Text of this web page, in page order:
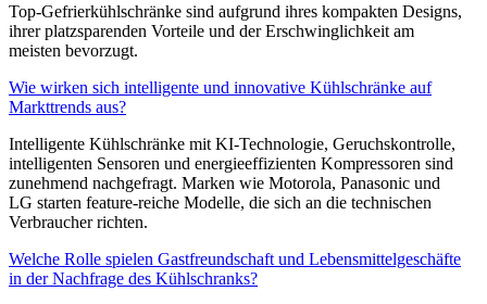
Top-Gefrierkühlschränke sind aufgrund ihres kompakten Designs,
ihrer platzsparenden Vorteile und der Erschwinglichkeit am
meisten bevorzugt.
Wie wirken sich intelligente und innovative Kühlschränke auf
Markttrends aus?
Intelligente Kühlschränke mit KI-Technologie, Geruchskontrolle,
intelligenten Sensoren und energieeffizienten Kompressoren sind
zunehmend nachgefragt. Marken wie Motorola, Panasonic und
LG starten feature-reiche Modelle, die sich an die technischen
Verbraucher richten.
Welche Rolle spielen Gastfreundschaft und Lebensmittelgeschäfte
in der Nachfrage des Kühlschranks?